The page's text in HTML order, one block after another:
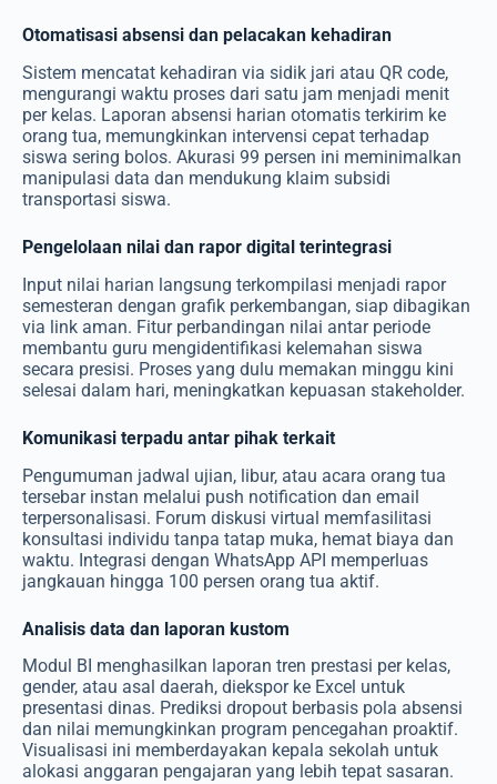
Otomatisasi absensi dan pelacakan kehadiran
Sistem mencatat kehadiran via sidik jari atau QR code,
mengurangi waktu proses dari satu jam menjadi menit
per kelas. Laporan absensi harian otomatis terkirim ke
orang tua, memungkinkan intervensi cepat terhadap
siswa sering bolos. Akurasi 99 persen ini meminimalkan
manipulasi data dan mendukung klaim subsidi
transportasi siswa.
Pengelolaan nilai dan rapor digital terintegrasi
Input nilai harian langsung terkompilasi menjadi rapor
semesteran dengan grafik perkembangan, siap dibagikan
via link aman. Fitur perbandingan nilai antar periode
membantu guru mengidentifikasi kelemahan siswa
secara presisi. Proses yang dulu memakan minggu kini
selesai dalam hari, meningkatkan kepuasan stakeholder.
Komunikasi terpadu antar pihak terkait
Pengumuman jadwal ujian, libur, atau acara orang tua
tersebar instan melalui push notification dan email
terpersonalisasi. Forum diskusi virtual memfasilitasi
konsultasi individu tanpa tatap muka, hemat biaya dan
waktu. Integrasi dengan WhatsApp API memperluas
jangkauan hingga 100 persen orang tua aktif.
Analisis data dan laporan kustom
Modul BI menghasilkan laporan tren prestasi per kelas,
gender, atau asal daerah, diekspor ke Excel untuk
presentasi dinas. Prediksi dropout berbasis pola absensi
dan nilai memungkinkan program pencegahan proaktif.
Visualisasi ini memberdayakan kepala sekolah untuk
alokasi anggaran pengajaran yang lebih tepat sasaran.